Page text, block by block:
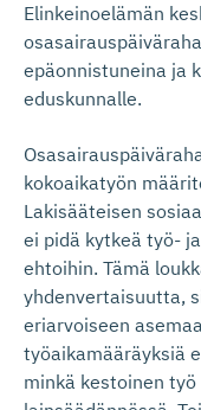
Elinkeinoelämän
epäonnistuneina ja
eduskunnalle.
kokoaikatyön
Lakisääteisen
ei pidä kytkeä työ-
ehtoihin. Tämä
yhdenvertaisuutta,
eriarvoiseen
työaikamääräyksiä
minkä kestoinen